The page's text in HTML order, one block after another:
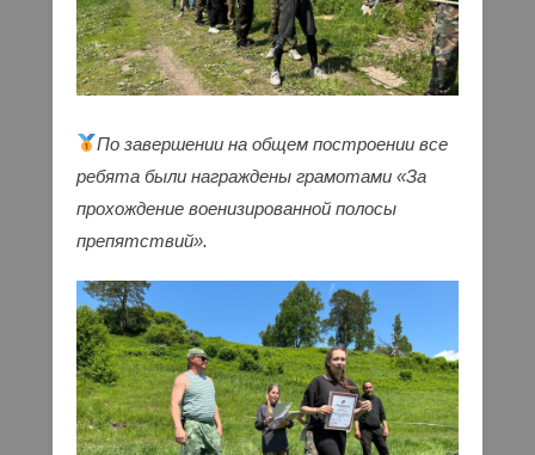
По завершении на общем построении все
ребята были награждены грамотами «За
прохождение военизированной полосы
препятствий».